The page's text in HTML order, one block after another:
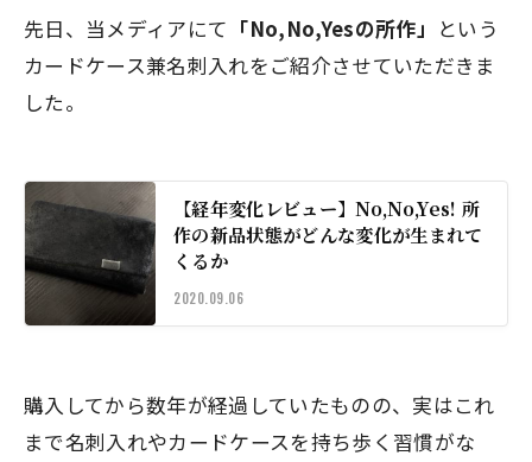
先日、当メディアにて 「No,No,Yesの所作」 という
カードケース兼名刺入れをご紹介させていただきま
した。
【経年変化レビュー】No,No,Yes! 所
作の新品状態がどんな変化が生まれて
くるか
2020.09.06
購入してから数年が経過していたものの、実はこれ
まで名刺入れやカードケースを持ち歩く習慣がな